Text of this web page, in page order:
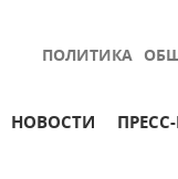
ПОЛИТИКА
НОВОСТИ